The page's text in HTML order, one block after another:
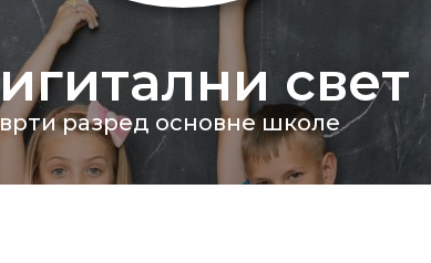
свет
разред основне школе